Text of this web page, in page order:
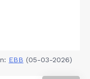
EBB (05-03-2026)